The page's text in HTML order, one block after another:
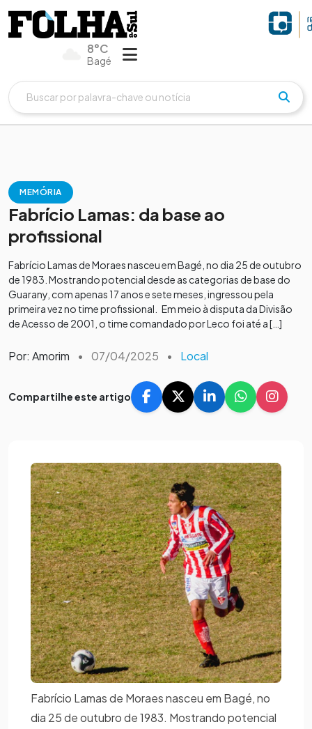
8°C
Bagé
MEMÓRIA
Fabrício Lamas: da base ao
profissional
Fabrício Lamas de Moraes nasceu em Bagé, no dia 25 de outubro
de 1983. Mostrando potencial desde as categorias de base do
Guarany, com apenas 17 anos e sete meses, ingressou pela
primeira vez no time profissional. Em meio à disputa da Divisão
de Acesso de 2001, o time comandado por Leco foi até a […]
Por: Amorim • 07/04/2025 • Local
Compartilhe este artigo
Fabrício Lamas de Moraes nasceu em Bagé, no
dia 25 de outubro de 1983. Mostrando potencial